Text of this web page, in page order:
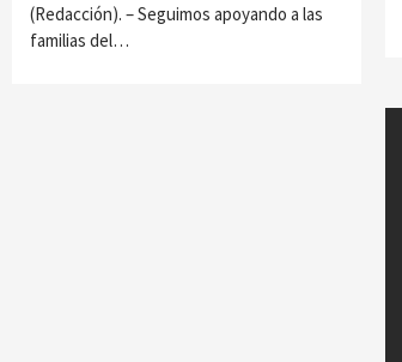
(Redacción). – Seguimos apoyando a las
familias del…